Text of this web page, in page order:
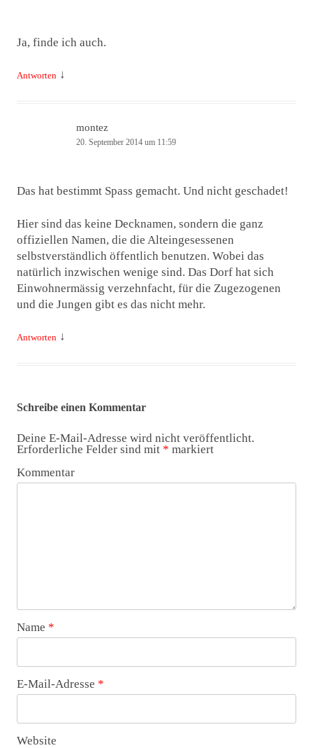
Ja, finde ich auch.
Antworten ↓
montez
20. September 2014 um 11:59
Das hat bestimmt Spass gemacht. Und nicht geschadet!
Hier sind das keine Decknamen, sondern die ganz
offiziellen Namen, die die Alteingesessenen
selbstverständlich öffentlich benutzen. Wobei das
natürlich inzwischen wenige sind. Das Dorf hat sich
Einwohnermässig verzehnfacht, für die Zugezogenen
und die Jungen gibt es das nicht mehr.
Antworten ↓
Schreibe einen Kommentar
Deine E-Mail-Adresse wird nicht veröffentlicht.
Erforderliche Felder sind mit * markiert
Kommentar
Name *
E-Mail-Adresse *
Website